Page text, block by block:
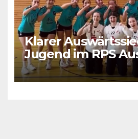
Klarer
Jugend im RPS
in Luxenburg